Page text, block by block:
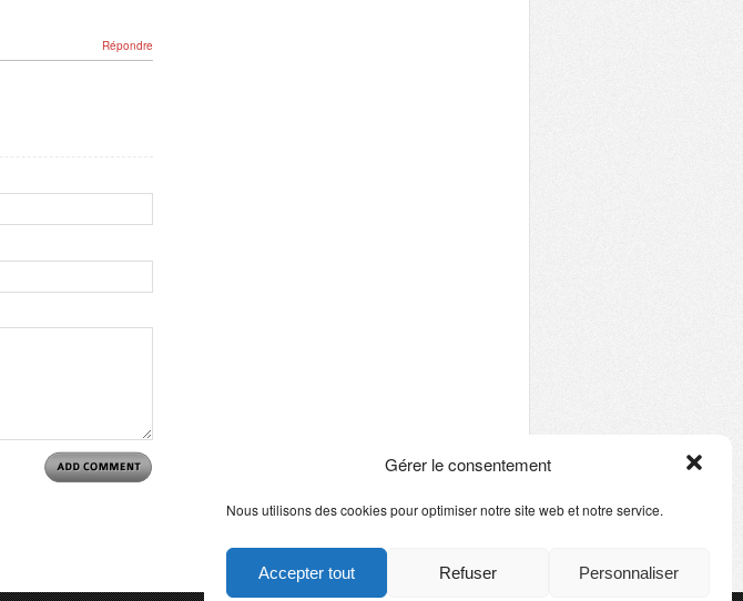
Gérer le consentement
Nous utilisons des cookies pour optimiser notre site web et notre service.
Accepter tout Refuser Personnaliser
Répondre